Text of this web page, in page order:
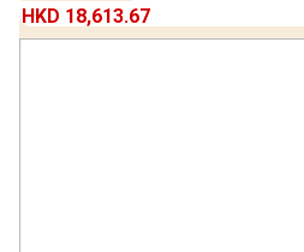
HKD 18,613.67